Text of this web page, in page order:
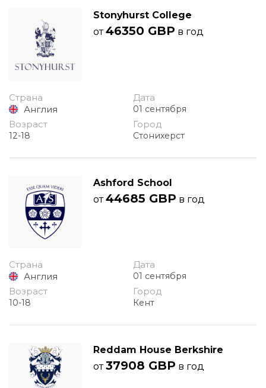
Stonyhurst College
от46350 GBP в год
Страна
Англия
Дата
01 сентября
Возраст
12-18
Город
Стонихерст
Ashford School
от44685 GBP в год
Страна
Англия
Дата
01 сентября
Возраст
10-18
Город
Кент
Reddam House Berkshire
от37908 GBP в год